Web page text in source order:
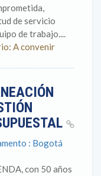
de servicio
de trabajo....
A convenir
: Bogotá
con 50 años